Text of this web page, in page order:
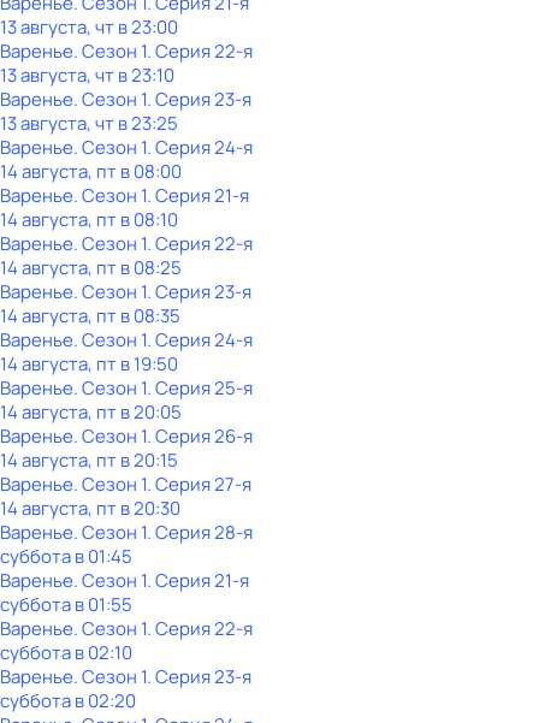
13 августа, чт в 23:00
Варенье. Сезон 1. Серия 22-я
13 августа, чт в 23:10
Варенье. Сезон 1. Серия 23-я
13 августа, чт в 23:25
Варенье. Сезон 1. Серия 24-я
14 августа, пт в 08:00
Варенье. Сезон 1. Серия 21-я
14 августа, пт в 08:10
Варенье. Сезон 1. Серия 22-я
14 августа, пт в 08:25
Варенье. Сезон 1. Серия 23-я
14 августа, пт в 08:35
Варенье. Сезон 1. Серия 24-я
14 августа, пт в 19:50
Варенье. Сезон 1. Серия 25-я
14 августа, пт в 20:05
Варенье. Сезон 1. Серия 26-я
14 августа, пт в 20:15
Варенье. Сезон 1. Серия 27-я
14 августа, пт в 20:30
Варенье. Сезон 1. Серия 28-я
субботав01:45
Варенье. Сезон 1. Серия 21-я
субботав01:55
Варенье. Сезон 1. Серия 22-я
субботав02:10
Варенье. Сезон 1. Серия 23-я
субботав02:20